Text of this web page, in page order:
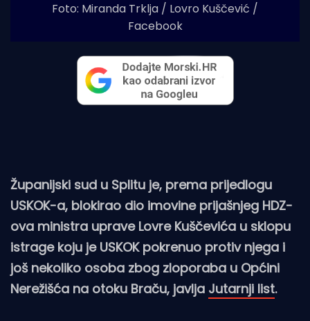
Foto: Miranda Trklja / Lovro Kuščević /
Facebook
Županijski sud u Splitu je, prema prijedlogu
USKOK-a, blokirao dio imovine prijašnjeg HDZ-
ova ministra uprave Lovre Kuščevića u sklopu
istrage koju je USKOK pokrenuo protiv njega i
još nekoliko osoba zbog zloporaba u Općini
Nerežišća na otoku Braču, javlja Jutarnji list.